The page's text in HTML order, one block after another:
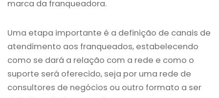
marca da franqueadora.
Uma etapa importante é a definição de canais de
atendimento aos franqueados, estabelecendo
como se dará a relação com a rede e como o
suporte será oferecido, seja por uma rede de
consultores de negócios ou outro formato a ser